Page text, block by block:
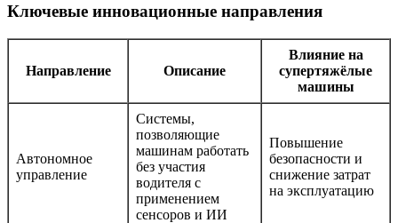
Ключевые инновационные направления
Направление Описание
Влияние на
супертяжёлые
машины
Автономное
управление
Системы,
позволяющие
машинам работать
без участия
водителя с
применением
сенсоров и ИИ
Повышение
безопасности и
снижение затрат
на эксплуатацию